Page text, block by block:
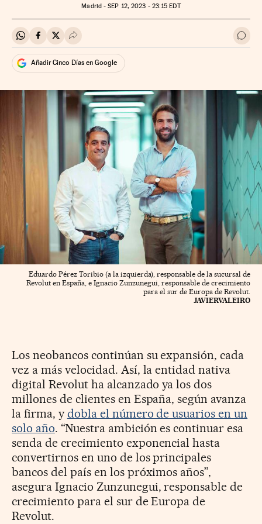
Madrid -SEP 12, 2023 - 23:15 EDT
Compartir en Whatsapp
Compartir en Facebook
Compartir en Twitter
Desplegar Redes Sociales Ir a
Añadir Cinco Días en Google
Eduardo Pérez Toribio (a la izquierda), responsable de la sucursal de
Revolut en España, e Ignacio Zunzunegui, responsable de crecimiento
para el sur de Europa de Revolut.
JAVIERVALEIRO
Los neobancos continúan su expansión, cada
vez a más velocidad. Así, la entidad nativa
digital Revolut ha alcanzado ya los dos
millones de clientes en España, según avanza
la firma, y dobla el número de usuarios en un
solo año. “Nuestra ambición es continuar esa
senda de crecimiento exponencial hasta
convertirnos en uno de los principales
bancos del país en los próximos años”,
asegura Ignacio Zunzunegui, responsable de
crecimiento para el sur de Europa de
Revolut.